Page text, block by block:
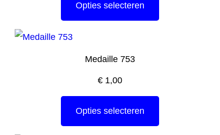
Opties selecteren
Medaille 753
€ 1,00
Opties selecteren